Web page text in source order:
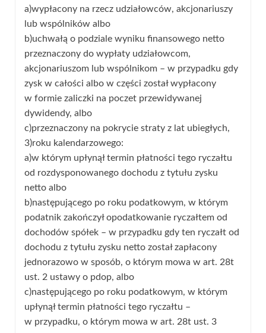
a)wypłacony na rzecz udziałowców, akcjonariuszy
lub wspólników albo
b)uchwałą o podziale wyniku finansowego netto
przeznaczony do wypłaty udziałowcom,
akcjonariuszom lub wspólnikom – w przypadku gdy
zysk w całości albo w części został wypłacony
w formie zaliczki na poczet przewidywanej
dywidendy, albo
c)przeznaczony na pokrycie straty z lat ubiegłych,
3)roku kalendarzowego:
a)w którym upłynął termin płatności tego ryczałtu
od rozdysponowanego dochodu z tytułu zysku
netto albo
b)następującego po roku podatkowym, w którym
podatnik zakończył opodatkowanie ryczałtem od
dochodów spółek – w przypadku gdy ten ryczałt od
dochodu z tytułu zysku netto został zapłacony
jednorazowo w sposób, o którym mowa w art. 28t
ust. 2 ustawy o pdop, albo
c)następującego po roku podatkowym, w którym
upłynął termin płatności tego ryczałtu –
w przypadku, o którym mowa w art. 28t ust. 3